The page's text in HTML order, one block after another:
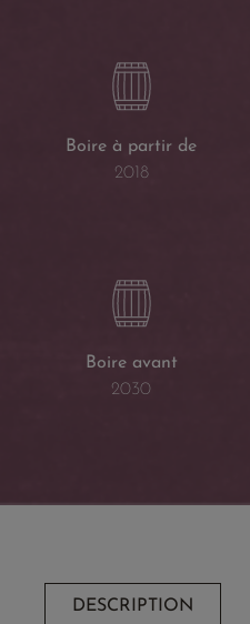
Boire à partir de
2018
Boire avant
2030
DESCRIPTION